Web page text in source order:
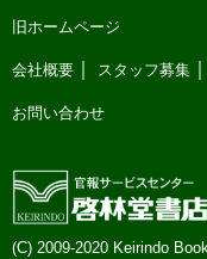
旧ホームページ
会社概要 スタッフ募集
お問い合わせ
(C) 2009-2020 Keirindo